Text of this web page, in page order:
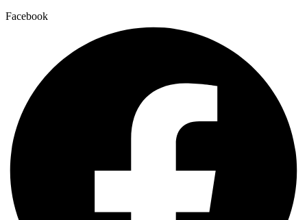
Facebook